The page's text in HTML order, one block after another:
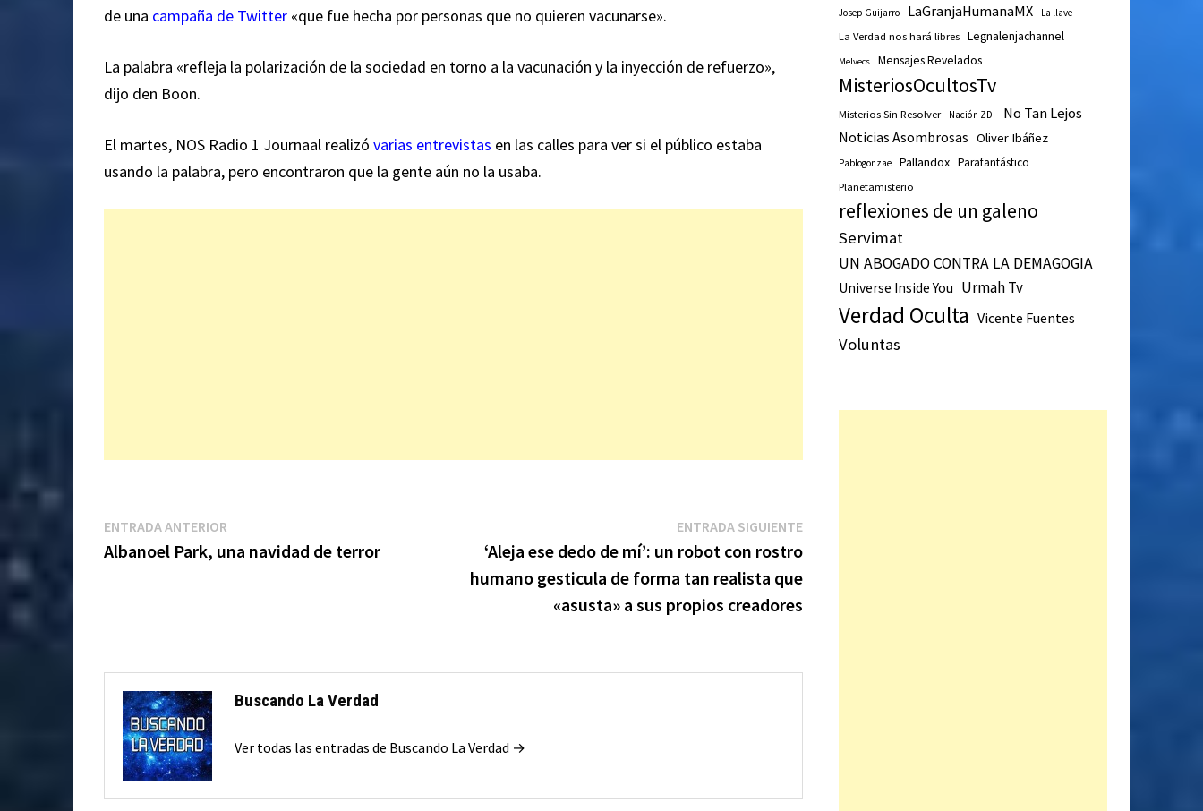
de una campaña de Twitter«que fue hecha por personas que no quieren vacunarse».
La palabra «refleja la polarización de la sociedad en torno a la vacunación y la inyección de refuerzo»,
dijo den Boon.
El martes, NOS Radio 1 Journaal realizó varias entrevistas en las calles para ver si el público estaba
usando la palabra, pero encontraron que la gente aún no la usaba.
Navegación
de
ENTRADA ANTERIOREntrada
anterior:
Albanoel Park, una navidad de terror
ENTRADA SIGUIENTEEntrada
siguiente:
‘Aleja ese dedo de mí’: un robot con rostro
humano gesticula de forma tan realista que
«asusta» a sus propios creadores
Buscando La Verdad
Ver todas las entradas de Buscando La Verdad →
Josep Guijarro LaGranjaHumanaMX La llave
La Verdad nos hará libres Legnalenjachannel
Melvecs Mensajes Revelados
MisteriosOcultosTv
Misterios Sin Resolver Nación ZDI No Tan Lejos
Noticias Asombrosas Oliver Ibáñez
Pablogonzae Pallandox Parafantástico
Planetamisterio
reflexiones de un galeno
Servimat
UN ABOGADO CONTRA LA DEMAGOGIA
Universe Inside You Urmah Tv
Verdad Oculta Vicente Fuentes
Voluntas